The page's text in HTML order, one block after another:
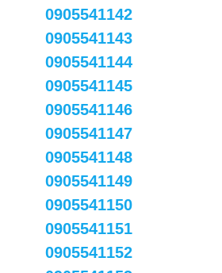
0905541142
0905541143
0905541144
0905541145
0905541146
0905541147
0905541148
0905541149
0905541150
0905541151
0905541152